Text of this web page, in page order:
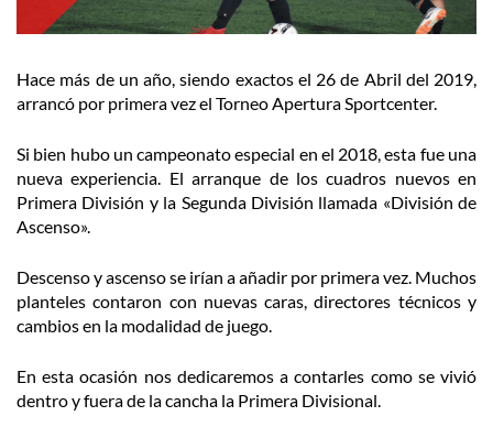
Hace más de un año, siendo exactos el 26 de Abril del 2019,
arrancó por primera vez el Torneo Apertura Sportcenter.
Si bien hubo un campeonato especial en el 2018, esta fue una
nueva experiencia. El arranque de los cuadros nuevos en
Primera División y la Segunda División llamada «División de
Ascenso».
Descenso y ascenso se irían a añadir por primera vez. Muchos
planteles contaron con nuevas caras, directores técnicos y
cambios en la modalidad de juego.
En esta ocasión nos dedicaremos a contarles como se vivió
dentro y fuera de la cancha la Primera Divisional.